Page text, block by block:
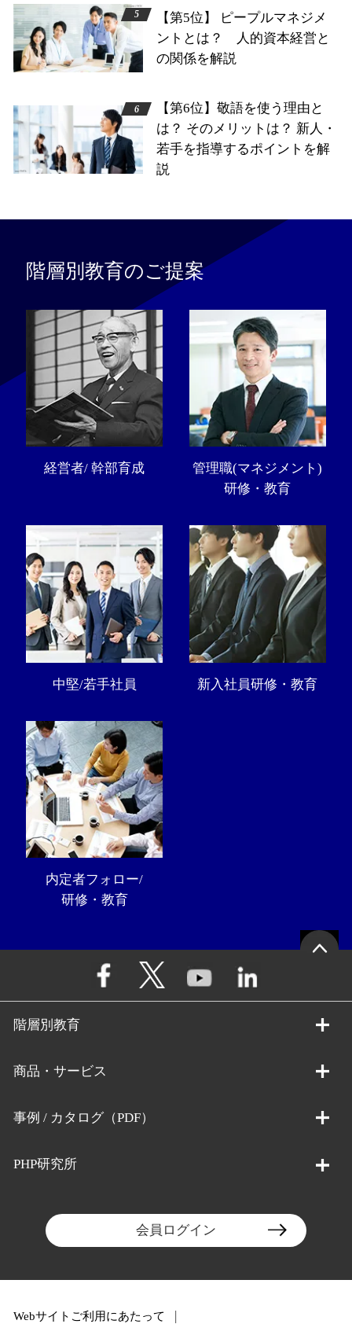
【第5位】 ピープルマネジメ
ントとは？ 人的資本経営と
の関係を解説
【第6位】敬語を使う理由と
は？ そのメリットは？ 新人・
若手を指導するポイントを解
説
階層別教育のご提案
経営者/ 幹部育成
管理職(マネジメント)
研修・教育
中堅/若手社員 新入社員研修・教育
内定者フォロー/
研修・教育
階層別教育
商品・サービス
事例 / カタログ（PDF）
PHP研究所
会員ログイン
Webサイトご利用にあたって